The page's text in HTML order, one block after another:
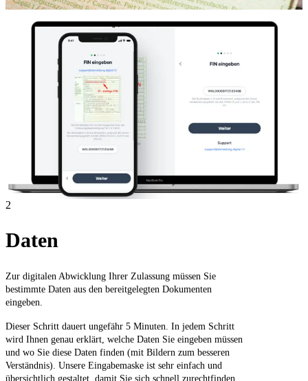
2
Daten
Zur digitalen Abwicklung Ihrer Zulassung müssen Sie
bestimmte Daten aus den bereitgelegten Dokumenten
eingeben.
Dieser Schritt dauert ungefähr 5 Minuten. In jedem Schritt
wird Ihnen genau erklärt, welche Daten Sie eingeben müssen
und wo Sie diese Daten finden (mit Bildern zum besseren
Verständnis). Unsere Eingabemaske ist sehr einfach und
übersichtlich gestaltet, damit Sie sich schnell zurechtfinden.